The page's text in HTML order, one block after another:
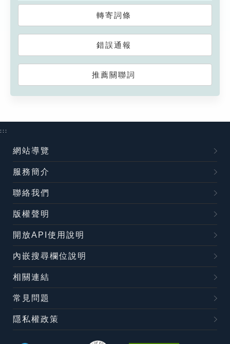
轉寄詞條
錯誤通報
推薦關聯詞
:::
網站導覽
服務簡介
聯絡我們
版權聲明
開放API使用說明
內嵌搜尋欄位說明
相關連結
常見問題
隱私權政策